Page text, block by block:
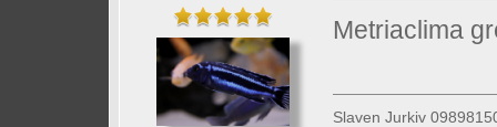
Metriaclima
Slaven Jurkiv